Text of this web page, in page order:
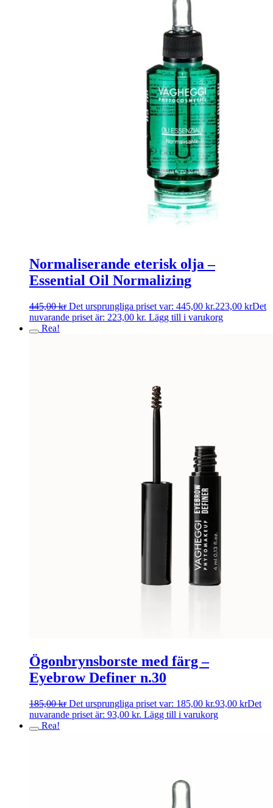
Normaliserande eterisk olja –
Essential Oil Normalizing
445,00kr Det ursprungliga priset var: 445,00 kr.223,00 krDet
nuvarande priset är: 223,00 kr. Lägg till i varukorg
Rea!
Ögonbrynsborste med färg –
Eyebrow Definer n.30
185,00kr Det ursprungliga priset var: 185,00 kr.93,00 krDet
nuvarande priset är: 93,00 kr. Lägg till i varukorg
Rea!